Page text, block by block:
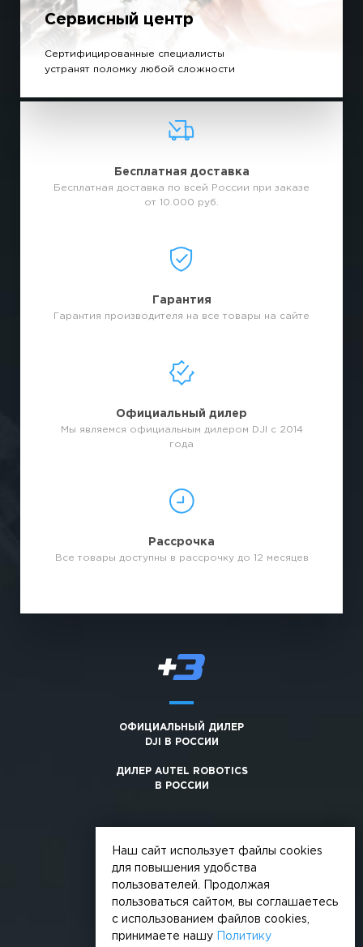
Сервисный центр
Сертифицированные специалисты
устранят поломку любой сложности
Бесплатная доставка
Бесплатная доставка по всей России при заказе
от 10.000 руб.
Гарантия
Гарантия производителя на все товары на сайте
Официальный дилер
Мы являемся официальным дилером DJI с 2014
года
Рассрочка
Все товары доступны в рассрочку до 12 месяцев
ОФИЦИАЛЬНЫЙ ДИЛЕР
DJI В РОССИИ
ДИЛЕР AUTEL ROBOTICS
В РОССИИ
© 2026, +3. Все права защищены
Обработка персональных данных
Наш сайт использует файлы cookies
для повышения удобства
пользователей. Продолжая
пользоваться сайтом, вы соглашаетесь
с использованием файлов cookies,
принимаете нашу
Политику